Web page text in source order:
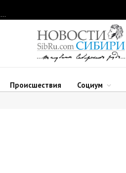
Нарушителей природоохранного законодательства ловят с помощью дронов в Новосибирской области
Происшествия Социум